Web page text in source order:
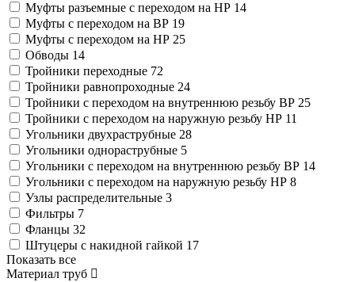
Муфты разъемные с переходом на НР 14
Муфты с переходом на ВР 19
Муфты с переходом на НР 25
Обводы 14
Тройники переходные 72
Тройники равнопроходные 24
Тройники с переходом на внутреннюю резьбу ВР 25
Тройники с переходом на наружную резьбу НР 11
Угольники двухраструбные 28
Угольники однораструбные 5
Угольники с переходом на внутреннюю резьбу ВР 14
Угольники с переходом на наружную резьбу НР 8
Узлы распределительные 3
Фильтры 7
Фланцы 32
Штуцеры с накидной гайкой 17
Показать все
Материал труб